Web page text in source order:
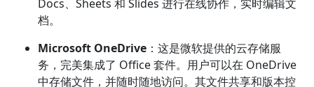
Docs、Sheets 和 Slides 进行在线协作，实时编辑文
档。
Microsoft OneDrive ：这是微软提供的云存储服
务，完美集成了 Office 套件。用户可以在 OneDrive
中存储文件，并随时随地访问。其文件共享和版本控